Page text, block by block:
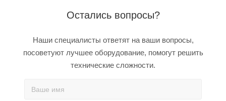
Остались вопросы?
Наши специалисты ответят на ваши вопросы,
посоветуют лучшее оборудование, помогут решить
технические сложности.